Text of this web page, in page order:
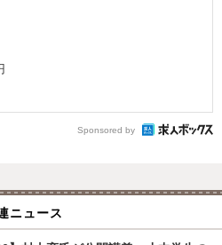
Sponsored by
ニュース